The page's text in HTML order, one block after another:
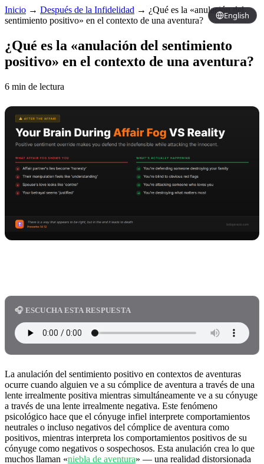
English
Inicio → Después de la Infidelidad → ¿Qué es la «anulación del
sentimiento positivo» en el contexto de una aventura?
¿Qué es la «anulación del sentimiento
positivo» en el contexto de una aventura?
6 min de lectura
🎧 ESCUCHA ESTA RESPUESTA
La anulación del sentimiento positivo en contextos de aventuras
ocurre cuando alguien ve a su cómplice de aventura a través de una
lente irrealmente positiva mientras simultáneamente ve a su cónyuge
a través de una lente irrealmente negativa. Este fenómeno
psicológico hace que el cónyuge infiel interprete comportamientos
neutrales o incluso negativos del cómplice de aventura como
positivos, mientras interpreta los comportamientos positivos de su
cónyuge como negativos o sospechosos. Esta anulación crea lo que
muchos llaman «niebla de aventura» — una realidad distorsionada